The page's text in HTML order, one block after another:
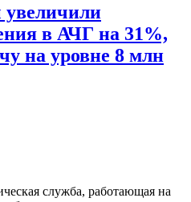
увеличили
в АЧГ на 31%,
на уровне 8 млн
служба, работающая на